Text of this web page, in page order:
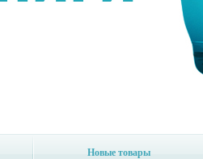
Новые товары